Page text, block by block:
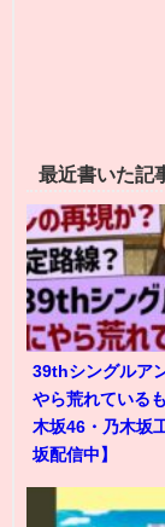
最近書いた記
39thシングルア
やら荒れている
木坂46・乃木坂
坂配信中】